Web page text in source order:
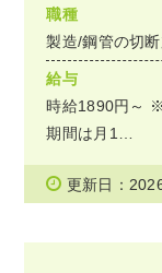
職種
製造/鋼管の切
給与
時給1890円～
期間は月1…
更新日：